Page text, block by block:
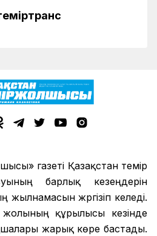
газеті Қазақстан темір
барлық кезеңдерін
жүргізіп келеді.
жолының құрылысы кезінде
жарық көре бастады.